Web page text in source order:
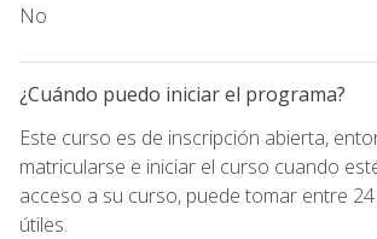
No
¿Cuándo puedo iniciar el programa?
Este curso es de inscripción abierta,
matricularse e iniciar el curso cuando
acceso a su curso, puede tomar entre
útiles.